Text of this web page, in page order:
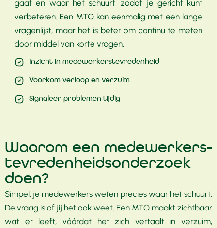
gaat en waar het schuurt, zodat je gericht kunt
verbeteren. Een MTO kan eenmalig met een lange
vragenlijst, maar het is beter om continu te meten
door middel van korte vragen.
Inzicht in medewerkerstevredenheid
Voorkom verloop en verzuim
Signaleer problemen tijdig
Waarom een medewerkers­
tevredenheids­onderzoek
doen?
Simpel: je medewerkers weten precies waar het schuurt.
De vraag is of jij het ook weet. Een MTO maakt zichtbaar
wat er leeft, vóórdat het zich vertaalt in verzuim,